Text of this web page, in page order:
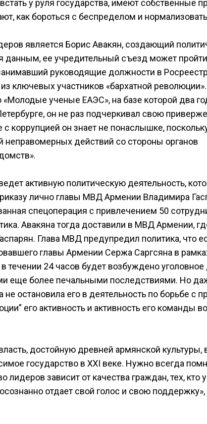
у руля государства, имеют собственные
как бороться с беспределом и
является Борис Авакян, создающий
ее учредительный съезд может
руководящие должности в
ключевых участников «бархатной
ученые ЕАЭС», на базе которой два
он не раз подчеркивал свою
коррупцией он знает не понаслышке,
действий со стороны органов
активную политическую деятельность,
лично главы МВД Армении Владимира
спецоперация с привлечением 50
Авакяна тогда доставили в МВД Армении,
Глава МВД предупредил политика, что
главы Армении Сержа Саргсяна в
течении 24 часов будет возбуждено
еще более печальными последствиями. Но
не остановила его в деятельность по борьбе с
его активность и активность его команды
достойную древней армянской культуры,
государство в XXI веке. Нужно всегда
зависит от качества граждан, тех, кто
отдает свой голос и свою